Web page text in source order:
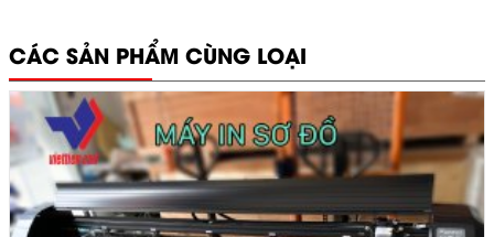
CÁC SẢN PHẨM CÙNG LOẠI